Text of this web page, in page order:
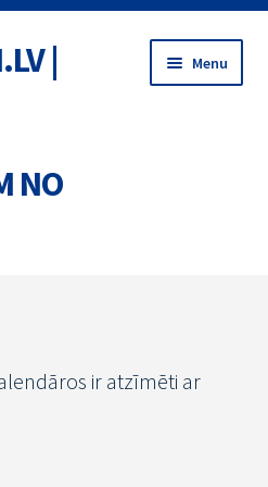
|
NO
Menu
ir atzīmēti ar